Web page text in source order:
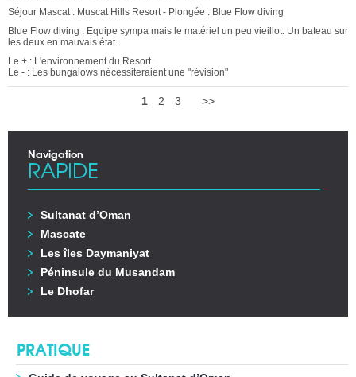
Séjour Mascat : Muscat Hills Resort - Plongée : Blue Flow diving
Blue Flow diving : Equipe sympa mais le matériel un peu vieillot. Un bateau sur
les deux en mauvais état.
Le + : L'environnement du Resort.
Le - : Les bungalows nécessiteraient une "révision"
1 2 3 >>
Navigation
RAPIDE
Sultanat d’Oman
Mascate
Les îles Daymaniyat
Péninsule du Musandam
Le Dhofar
PRATIQUE